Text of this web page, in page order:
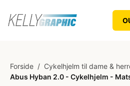
Forside / Cykelhjelm til dame &
Abus Hyban 2.0 - Cykelhjelm -